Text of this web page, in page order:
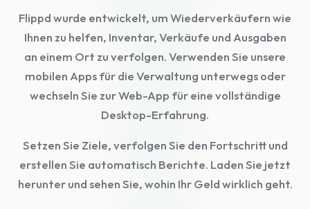
Flippd wurde entwickelt, um Wiederverkäufern wie
Ihnen zu helfen, Inventar, Verkäufe und Ausgaben
an einem Ort zu verfolgen. Verwenden Sie unsere
mobilen Apps für die Verwaltung unterwegs oder
wechseln Sie zur Web-App für eine vollständige
Desktop-Erfahrung.
Setzen Sie Ziele, verfolgen Sie den Fortschritt und
erstellen Sie automatisch Berichte. Laden Sie jetzt
herunter und sehen Sie, wohin Ihr Geld wirklich geht.